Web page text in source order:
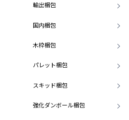
輸出梱包
国内梱包
木枠梱包
パレット梱包
スキッド梱包
強化ダンボール梱包